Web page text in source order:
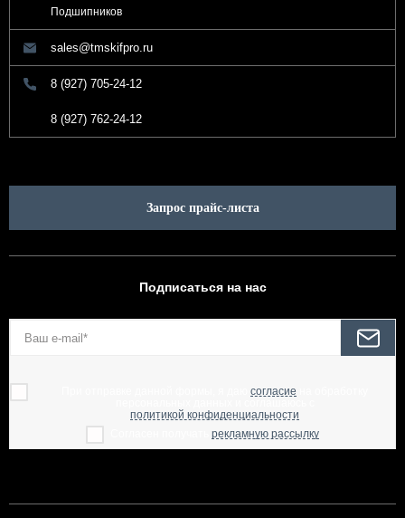
Подшипников
sales@tmskifpro.ru
8 (927) 705-24-12
8 (927) 762-24-12
Запрос прайс-листа
Подписаться на нас
согласие
политикой конфиденциальности
рекламную рассылку